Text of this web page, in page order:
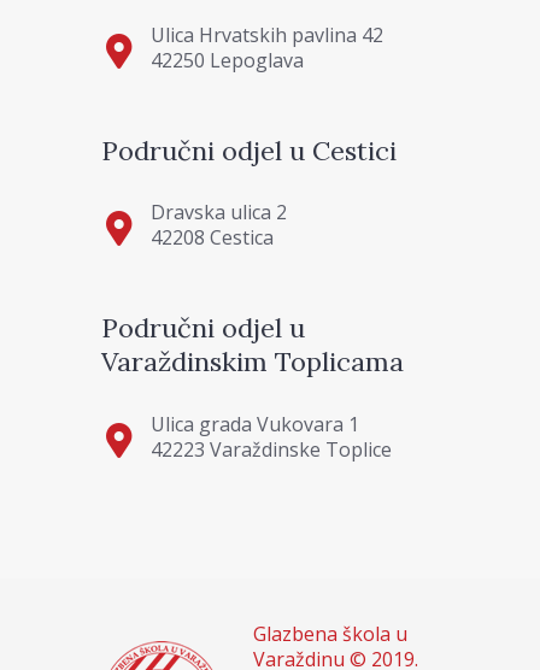
Ulica Hrvatskih pavlina 42
42250 Lepoglava
Područni odjel u Cestici
Dravska ulica 2
42208 Cestica
Područni odjel u
Varaždinskim Toplicama
Ulica grada Vukovara 1
42223 Varaždinske Toplice
Glazbena škola u
Varaždinu © 2019.